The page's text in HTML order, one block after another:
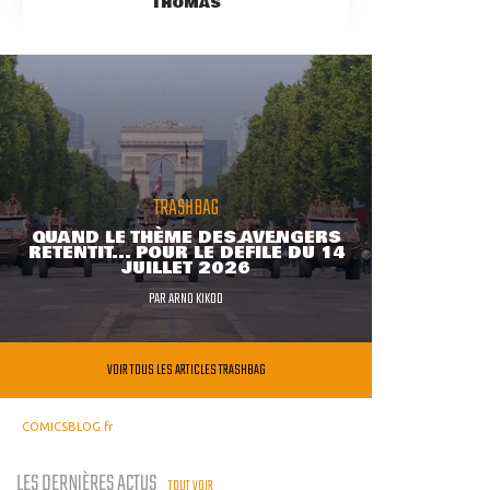
TRASHBAG
QUAND LE THÈME DES AVENGERS
RETENTIT... POUR LE DÉFILÉ DU 14
JUILLET 2026
PARARNO KIKOO
VOIR TOUS LES ARTICLES TRASHBAG
COMICSBLOG.fr